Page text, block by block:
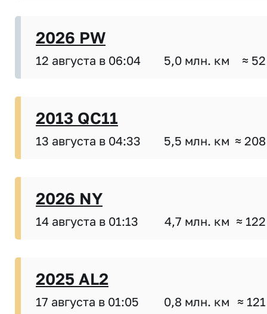
2026 PW
12 августа в 06:04 5,0 млн. км ≈
2013 QC11
13 августа в 04:33 5,5 млн. км ≈
2026 NY
14 августа в 01:13 4,7 млн. км ≈
2025 AL2
17 августа в 01:05 0,8 млн. км ≈